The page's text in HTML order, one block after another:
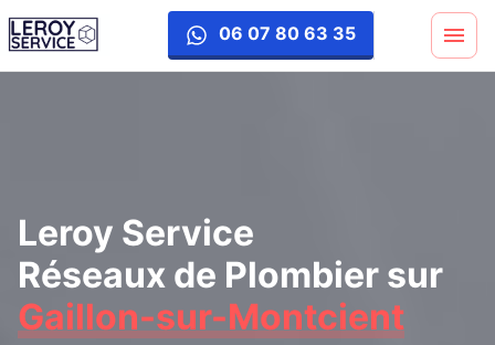
06 07 80 63 35
Leroy Service
Réseaux de Plombier sur
Gaillon-sur-Montcient